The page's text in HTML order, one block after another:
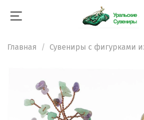
Главная Сувениры с фигурками